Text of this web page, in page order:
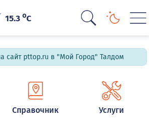
15.3oC
сайт pttop.ru в "Мой Город" Талдом
Справочник Услуги